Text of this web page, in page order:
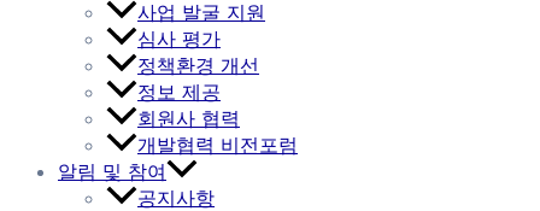
사업 발굴 지원
심사 평가
정책환경 개선
정보 제공
회원사 협력
개발협력 비전포럼
알림 및 참여
공지사항